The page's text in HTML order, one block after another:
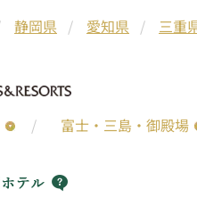
静岡県 愛知県 三重
富士・三島・御殿場